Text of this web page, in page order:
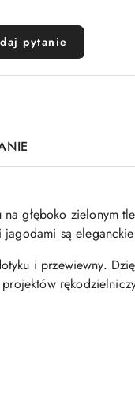
pytanie
głęboko zielonym
są
i przewiewny.